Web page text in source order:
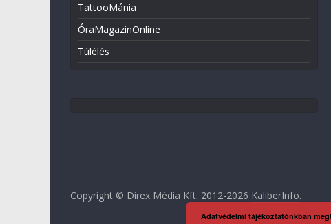
TattooMánia
ÓraMagazinOnline
Túlélés
Copyright © Direx Média Kft. 2012-2026 KaliberInfo.
Adatvédelmi tájékoztatónkban